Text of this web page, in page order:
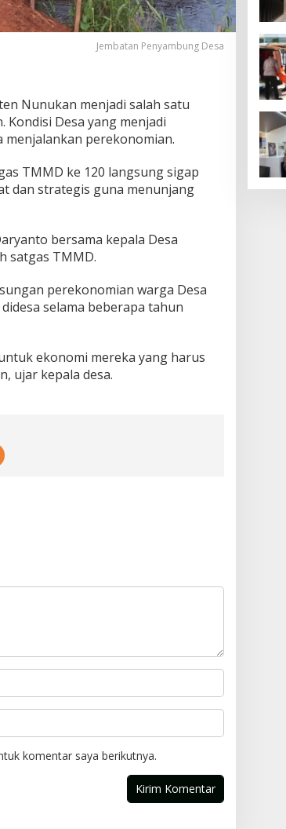
Jembatan Penyambung Desa
Nunukan menjadi salah satu
Desa yang menjadi
perekonomian.
TMMD ke 120 langsung sigap
dan strategis guna menunjang
bersama kepala Desa
satgas TMMD.
perekonomian warga Desa
selama beberapa tahun
ekonomi mereka yang harus
ujar kepala desa.
komentar saya berikutnya.